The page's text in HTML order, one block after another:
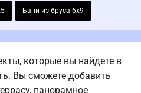
Бани из бруса 6х9
которые вы найдете в
Вы сможете добавить
панорамное